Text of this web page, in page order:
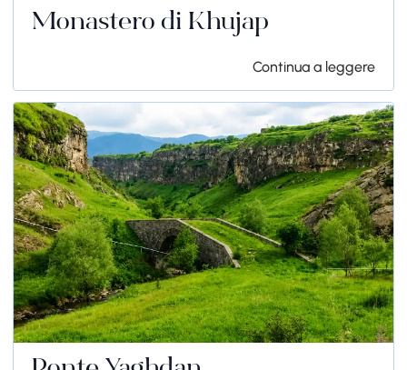
Monastero di Khujap
Continua a leggere